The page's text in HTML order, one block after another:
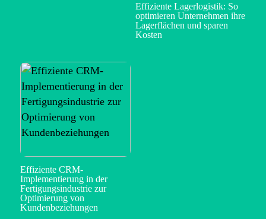
Effiziente Lagerlogistik: So
optimieren Unternehmen ihre
Lagerflächen und sparen
Kosten
Effiziente CRM-
Implementierung in der
Fertigungsindustrie zur
Optimierung von
Kundenbeziehungen